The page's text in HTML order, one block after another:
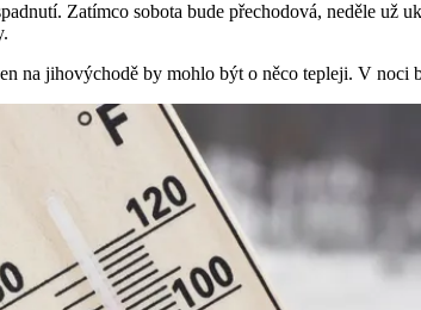
Zatímco sobota bude přechodová, neděle už
na jihovýchodě by mohlo být o něco tepleji. V noci